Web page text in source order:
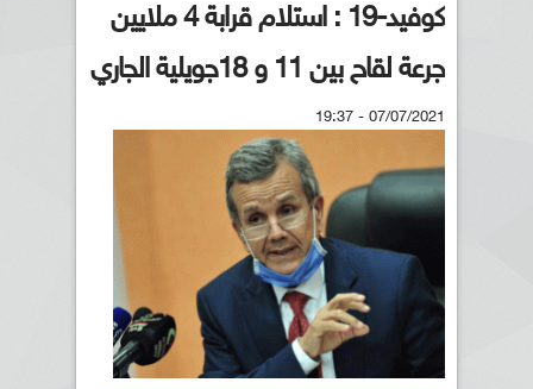
كوفيد-19 : استلام قرابة 4 ملايين
جرعة لقاح بين 11 و 18جويلية الجاري
07/07/2021 - 19:37